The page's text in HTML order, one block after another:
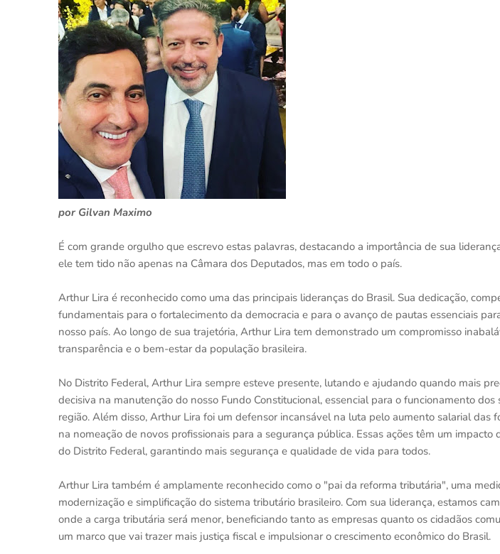
por Gilvan Maximo
É com grande orgulho que escrevo estas palavras, destacando a importância de sua
ele tem tido não apenas na Câmara dos Deputados, mas em todo o país.
Arthur Lira é reconhecido como uma das principais lideranças do Brasil. Sua dedicação,
fundamentais para o fortalecimento da democracia e para o avanço de pautas essenciais
nosso país. Ao longo de sua trajetória, Arthur Lira tem demonstrado um compromisso
transparência e o bem-estar da população brasileira.
No Distrito Federal, Arthur Lira sempre esteve presente, lutando e ajudando quando mais
decisiva na manutenção do nosso Fundo Constitucional, essencial para o funcionamento dos
região. Além disso, Arthur Lira foi um defensor incansável na luta pelo aumento salarial das
na nomeação de novos profissionais para a segurança pública. Essas ações têm um impacto
do Distrito Federal, garantindo mais segurança e qualidade de vida para todos.
Arthur Lira também é amplamente reconhecido como o "pai da reforma tributária", uma
modernização e simplificação do sistema tributário brasileiro. Com sua liderança, estamos
onde a carga tributária será menor, beneficiando tanto as empresas quanto os cidadãos
um marco que vai trazer mais justiça fiscal e impulsionar o crescimento econômico do Brasil.